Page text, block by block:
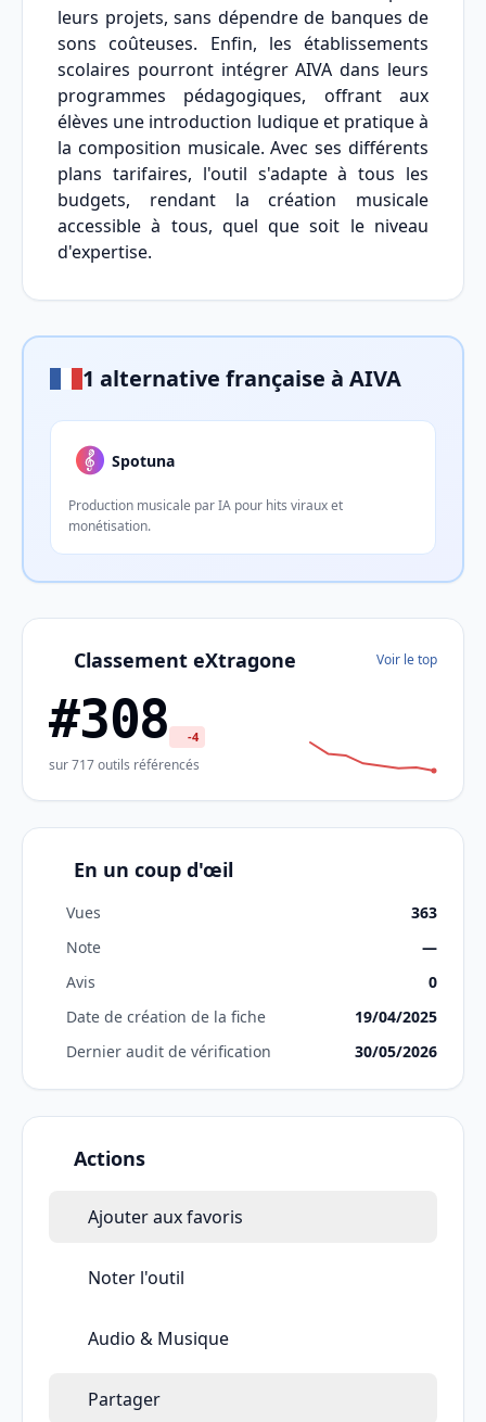
leurs projets, sans dépendre de banques de
sons coûteuses. Enfin, les établissements
scolaires pourront intégrer AIVA dans leurs
programmes pédagogiques, offrant aux
élèves une introduction ludique et pratique à
la composition musicale. Avec ses différents
plans tarifaires, l'outil s'adapte à tous les
budgets, rendant la création musicale
accessible à tous, quel que soit le niveau
d'expertise.
1 alternative française à AIVA
Spotuna
Production musicale par IA pour hits viraux et
monétisation.
Classement eXtragone Voir le top
#308 -4
sur 717 outils référencés
En un coup d'œil
Vues
363
Note
—
Avis
0
Date de création de la fiche
19/04/2025
Dernier audit de vérification
30/05/2026
Actions
Ajouter aux favoris
Noter l'outil
Audio & Musique
Partager